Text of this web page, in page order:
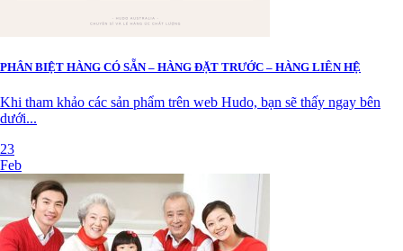
PHÂN BIỆT HÀNG CÓ SẴN – HÀNG ĐẶT TRƯỚC – HÀNG LIÊN HỆ
Khi tham khảo các sản phẩm trên web Hudo, bạn sẽ thấy ngay bên
dưới...
23
Feb